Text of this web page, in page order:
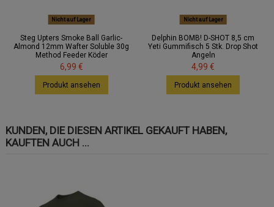
Nicht auf Lager
Steg Upters Smoke Ball Garlic-
Almond 12mm Wafter Soluble 30g
Method Feeder Köder
6,99 €
Produkt ansehen
Nicht auf Lager
Delphin BOMB! D-SHOT 8,5 cm
Yeti Gummifisch 5 Stk. Drop Shot
Angeln
4,99 €
Produkt ansehen
KUNDEN, DIE DIESEN ARTIKEL GEKAUFT HABEN,
KAUFTEN AUCH ...